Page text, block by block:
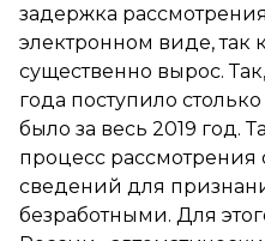
задержка
электронном виде, так
существенно вырос.
года поступило
было за весь 2019 год.
процесс рассмотрения
сведений для
безработными. Для